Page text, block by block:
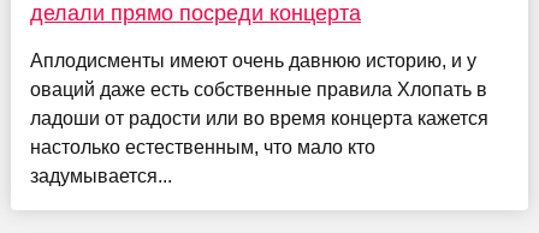
делали прямо посреди концерта
Аплодисменты имеют очень давнюю историю, и у
оваций даже есть собственные правила Хлопать в
ладоши от радости или во время концерта кажется
настолько естественным, что мало кто
задумывается...